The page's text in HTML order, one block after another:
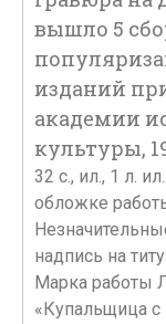
вышло 5
изданий
академии
культуры,
32 с., ил., 1 л.
обложке
надпись на
Марка работы
«Купальщица